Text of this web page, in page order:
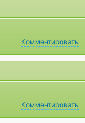
Комментировать
Комментировать